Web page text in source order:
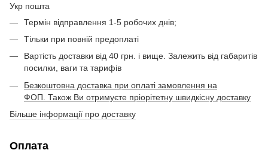
Укр пошта
Термін відправлення 1-5 робочих днів;
Тільки при повній предоплаті
Вартість доставки від 40 грн. і вище. Залежить від габаритів
посилки, ваги та тарифів
Безкоштовна доставка при оплаті замовлення на
ФОП. Також Ви отримуєте пріорітетну швидкісну доставку
Більше інформації про доставку
Оплата